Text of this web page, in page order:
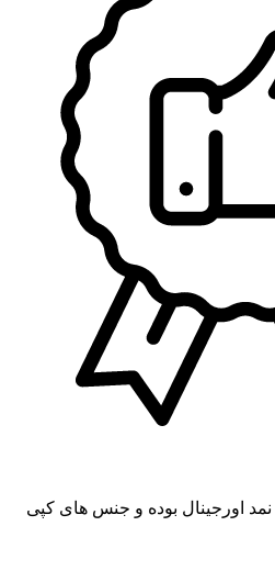
اورجینال بوده و جنس های کپی